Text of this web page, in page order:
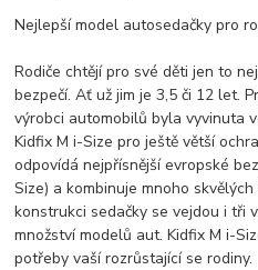
Nejlepší model autosedačky pro
Rodiče chtějí pro své děti jen to
bezpečí. Ať už jim je 3,5 či 12 let.
výrobci automobilů byla vyvinuta
Kidfix M i-Size pro ještě větší
odpovídá nejpřísnější evropské
Size) a kombinuje mnoho
konstrukci sedačky se vejdou i tři
množství modelů aut. Kidfix M i-
potřeby vaší rozrůstající se rodiny.